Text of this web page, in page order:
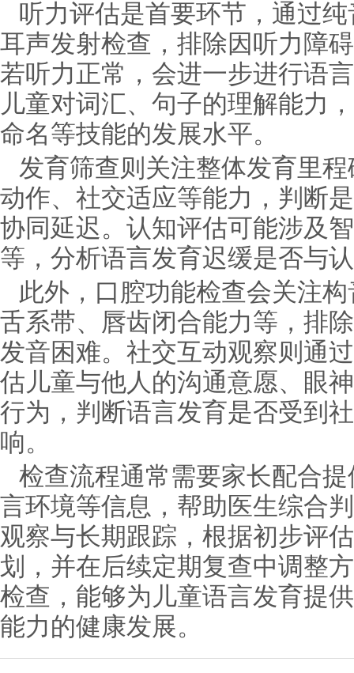
听力评估是首要环节，通过
耳声发射检查，排除因听力障
若听力正常，会进一步进行语
儿童对词汇、句子的理解能力
命名等技能的发展水平。
发育筛查则关注整体发育里
动作、社交适应等能力，判断
协同延迟。认知评估可能涉及
等，分析语言发育迟缓是否与
此外，口腔功能检查会关注
舌系带、唇齿闭合能力等，排
发音困难。社交互动观察则通
估儿童与他人的沟通意愿、眼
行为，判断语言发育是否受到
响。
检查流程通常需要家长配合
言环境等信息，帮助医生综合
观察与长期跟踪，根据初步评
划，并在后续定期复查中调整
检查，能够为儿童语言发育提
能力的健康发展。